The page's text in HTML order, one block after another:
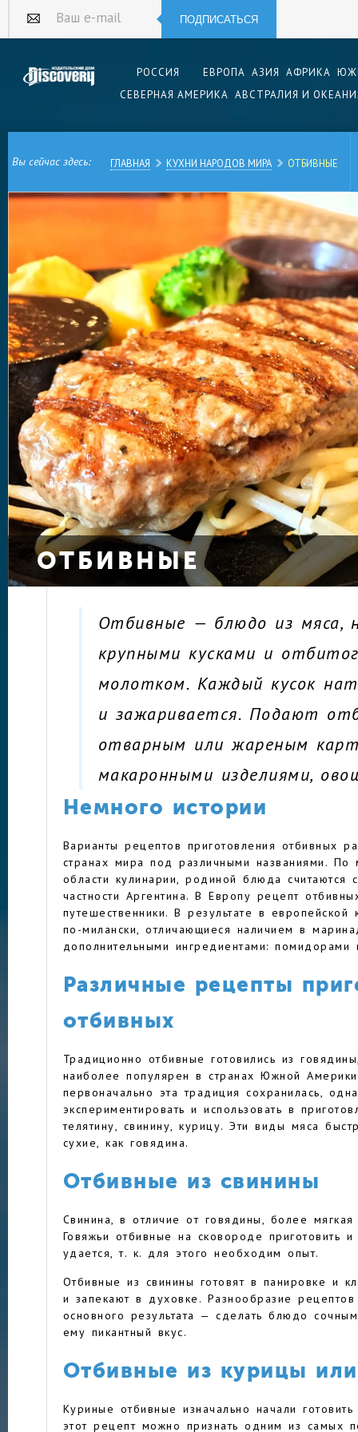
Ваш e-mail ПОДПИСАТЬСЯ
РОССИЯ ЕВРОПА АЗИЯ АФРИКА
СЕВЕРНАЯ АМЕРИКА АВСТРАЛИЯ И
Вы сейчас здесь: ГЛАВНАЯ КУХНИ НАРОДОВ МИРА ОТБИВНЫЕ
ОТБИВНЫЕ
Отбивные — блюдо из мяса,
крупными кусками и
молотком. Каждый кусок
и зажаривается. Подают
отварным или жареным
макаронными изделиями,
Немного истории
Варианты рецептов приготовления отбивных
странах мира под различными названиями. По
области кулинарии, родиной блюда
частности Аргентина. В Европу рецепт
путешественники. В результате в европейской
по-милански, отличающиеся наличием в
дополнительными ингредиентами:
Различные рецепты
отбивных
Традиционно отбивные готовились из
наиболее популярен в странах Южной
первоначально эта традиция сохранилась,
экспериментировать и использовать в
телятину, свинину, курицу. Эти виды мяса
сухие, как говядина.
Отбивные из свинины
Свинина, в отличие от говядины, более
Говяжьи отбивные на сковороде приготовить
удается, т. к. для этого необходим опыт.
Отбивные из свинины готовят в панировке и
и запекают в духовке. Разнообразие рецептов
основного результата — сделать блюдо
ему пикантный вкус.
Отбивные из курицы
Куриные отбивные изначально начали
этот рецепт можно признать одним из самых